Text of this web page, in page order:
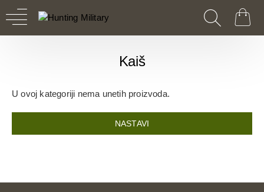
Kaiš
U ovoj kategoriji nema unetih proizvoda.
NASTAVI